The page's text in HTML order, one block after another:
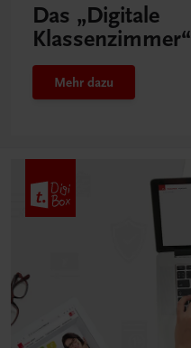
Das „Digitale
Klassenzimmer“
Mehr dazu